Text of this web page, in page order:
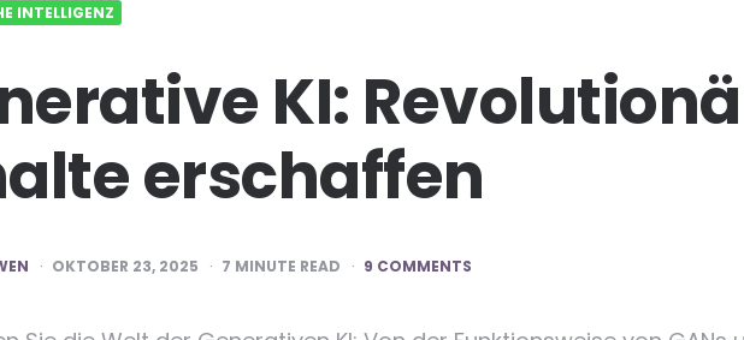
INTELLIGENZ
KI:
erschaffen
OKTOBER 23, 2025 7 MINUTE READ 9 COMMENTS